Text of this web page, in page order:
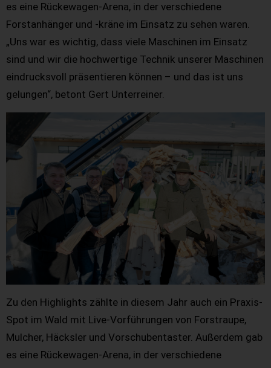
es eine Rückewagen-Arena, in der verschiedene
Forstanhänger und -kräne im Einsatz zu sehen waren.
„Uns war es wichtig, dass viele Maschinen im Einsatz
sind und wir die hochwertige Technik unserer Maschinen
eindrucksvoll präsentieren können – und das ist uns
gelungen“, betont Gert Unterreiner.
Zu den Highlights zählte in diesem Jahr auch ein Praxis-
Spot im Wald mit Live-Vorführungen von Forstraupe,
Mulcher, Häcksler und Vorschubentaster. Außerdem gab
es eine Rückewagen-Arena, in der verschiedene